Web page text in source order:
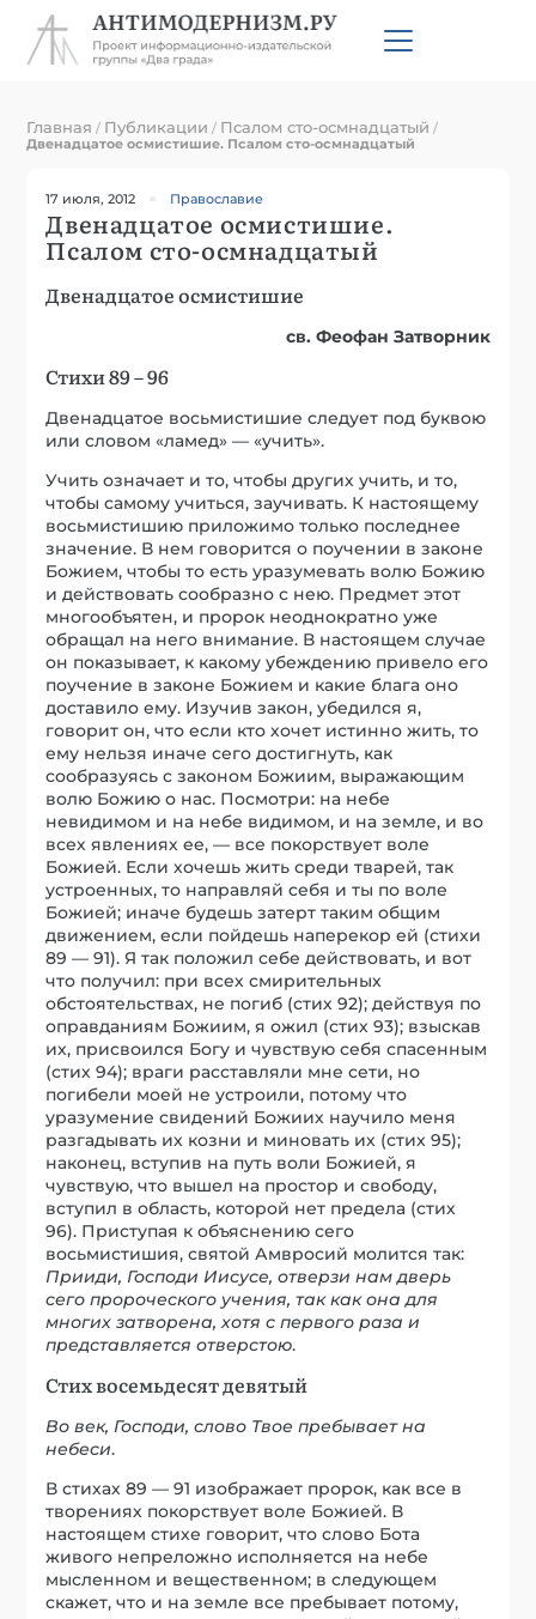
Главная / Публикации / Псалом сто-осмнадцатый /
Двенадцатое осмистишие. Псалом сто-осмнадцатый
17 июля, 2012 Православие
Двенадцатое осмистишие.
Псалом сто-осмнадцатый
Двенадцатое осмистишие
св. Феофан Затворник
Стихи 89 – 96
Двенадцатое восьмистишие следует под буквою
или словом «ламед» — «учить».
Учить означает и то, чтобы других учить, и то,
чтобы самому учиться, заучивать. К настоящему
восьмистишию приложимо только последнее
значение. В нем говорится о поучении в законе
Божием, чтобы то есть уразумевать волю Божию
и действовать сообразно с нею. Предмет этот
многообъятен, и пророк неоднократно уже
обращал на него внимание. В настоящем случае
он показывает, к какому убеждению привело его
поучение в законе Божием и какие блага оно
доставило ему. Изучив закон, убедился я,
говорит он, что если кто хочет истинно жить, то
ему нельзя иначе сего достигнуть, как
сообразуясь с законом Божиим, выражающим
волю Божию о нас. Посмотри: на небе
невидимом и на небе видимом, и на земле, и во
всех явлениях ее, — все покорствует воле
Божией. Если хочешь жить среди тварей, так
устроенных, то направляй себя и ты по воле
Божией; иначе будешь затерт таким общим
движением, если пойдешь наперекор ей (стихи
89 — 91). Я так положил себе действовать, и вот
что получил: при всех смирительных
обстоятельствах, не погиб (стих 92); действуя по
оправданиям Божиим, я ожил (стих 93); взыскав
их, присвоился Богу и чувствую себя спасенным
(стих 94); враги расставляли мне сети, но
погибели моей не устроили, потому что
уразумение свидений Божиих научило меня
разгадывать их козни и миновать их (стих 95);
наконец, вступив на путь воли Божией, я
чувствую, что вышел на простор и свободу,
вступил в область, которой нет предела (стих
96). Приступая к объяснению сего
восьмистишия, святой Амвросий молится так:
Прииди, Господи Иисусе, отверзи нам дверь
сего пророческого учения, так как она для
многих затворена, хотя с первого раза и
представляется отверстою.
Стих восемьдесят девятый
Во век, Господи, слово Твое пребывает на
небеси.
В стихах 89 — 91 изображает пророк, как все в
творениях покорствует воле Божией. В
настоящем стихе говорит, что слово Бота
живого непреложно исполняется на небе
мысленном и вещественном; в следующем
скажет, что и на земле все пребывает потому,